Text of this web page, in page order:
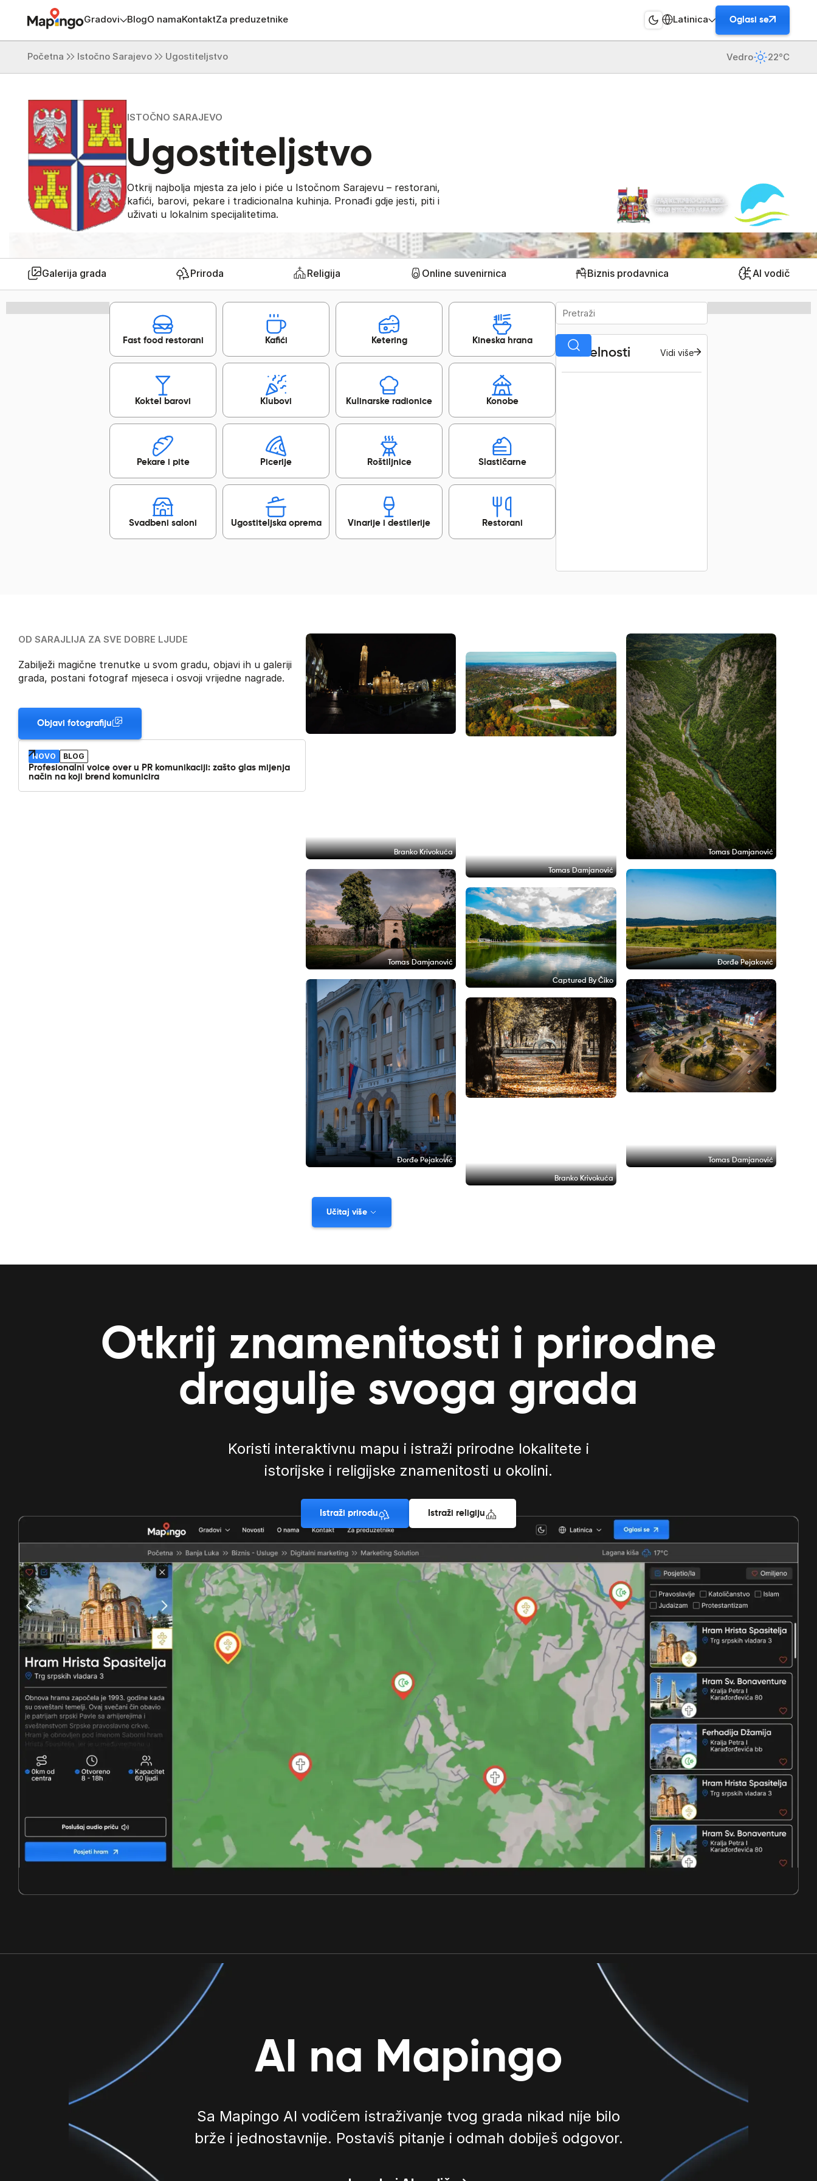
Gradovi BlogO namaKontaktZa preduzetnike Latinica Oglasi se
Početna Istočno Sarajevo Ugostiteljstvo Vedro 22°C
ISTOČNO SARAJEVO
Ugostiteljstvo
Otkrij najbolja mjesta za jelo i piće u Istočnom Sarajevu – restorani,
kafići, barovi, pekare i tradicionalna kuhinja. Pronađi gdje jesti, piti i
uživati u lokalnim specijalitetima.
Galerija grada Priroda Religija Online suvenirnica Biznis prodavnica AI vodič
Fast food restorani Kafići Ketering Kineska hrana
Koktel barovi Klubovi Kulinarske radionice Konobe
Pekare i pite Picerije Roštiljnice Slastičarne
Svadbeni saloni Ugostiteljska oprema Vinarije i destilerije Restorani
Aktuelnosti Vidi više
OD SARAJLIJA ZA SVE DOBRE LJUDE
Zabilježi magične trenutke u svom gradu, objavi ih u galeriji
grada, postani fotograf mjeseca i osvoji vrijedne nagrade.
Objavi fotografiju
NOVO
BLOG
Profesionalni voice over u PR komunikaciji: zašto glas mijenja
način na koji brend komunicira
Branko Krivokuća
Tomas Damjanović
Tomas Damjanović
Tomas Damjanović
Captured By Čiko
Đorđe Pejaković
Đorđe Pejaković
Branko Krivokuća
Tomas Damjanović
Učitaj više
Otkrij znamenitosti i prirodne
dragulje svoga grada
Koristi interaktivnu mapu i istraži prirodne lokalitete i
istorijske i religijske znamenitosti u okolini.
Istraži prirodu Istraži religiju
AI na Mapingo
Sa Mapingo AI vodičem istraživanje tvog grada nikad nije bilo
brže i jednostavnije. Postaviš pitanje i odmah dobiješ odgovor.